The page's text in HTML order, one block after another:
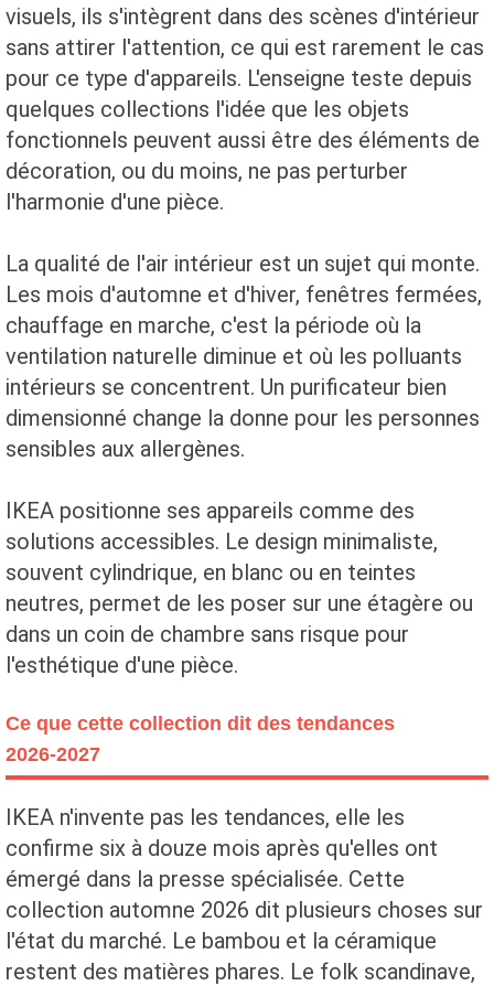
visuels, ils s'intègrent dans des scènes d'intérieur
sans attirer l'attention, ce qui est rarement le cas
pour ce type d'appareils. L'enseigne teste depuis
quelques collections l'idée que les objets
fonctionnels peuvent aussi être des éléments de
décoration, ou du moins, ne pas perturber
l'harmonie d'une pièce.
La qualité de l'air intérieur est un sujet qui monte.
Les mois d'automne et d'hiver, fenêtres fermées,
chauffage en marche, c'est la période où la
ventilation naturelle diminue et où les polluants
intérieurs se concentrent. Un purificateur bien
dimensionné change la donne pour les personnes
sensibles aux allergènes.
IKEA positionne ses appareils comme des
solutions accessibles. Le design minimaliste,
souvent cylindrique, en blanc ou en teintes
neutres, permet de les poser sur une étagère ou
dans un coin de chambre sans risque pour
l'esthétique d'une pièce.
Ce que cette collection dit des tendances
2026-2027
IKEA n'invente pas les tendances, elle les
confirme six à douze mois après qu'elles ont
émergé dans la presse spécialisée. Cette
collection automne 2026 dit plusieurs choses sur
l'état du marché. Le bambou et la céramique
restent des matières phares. Le folk scandinave,